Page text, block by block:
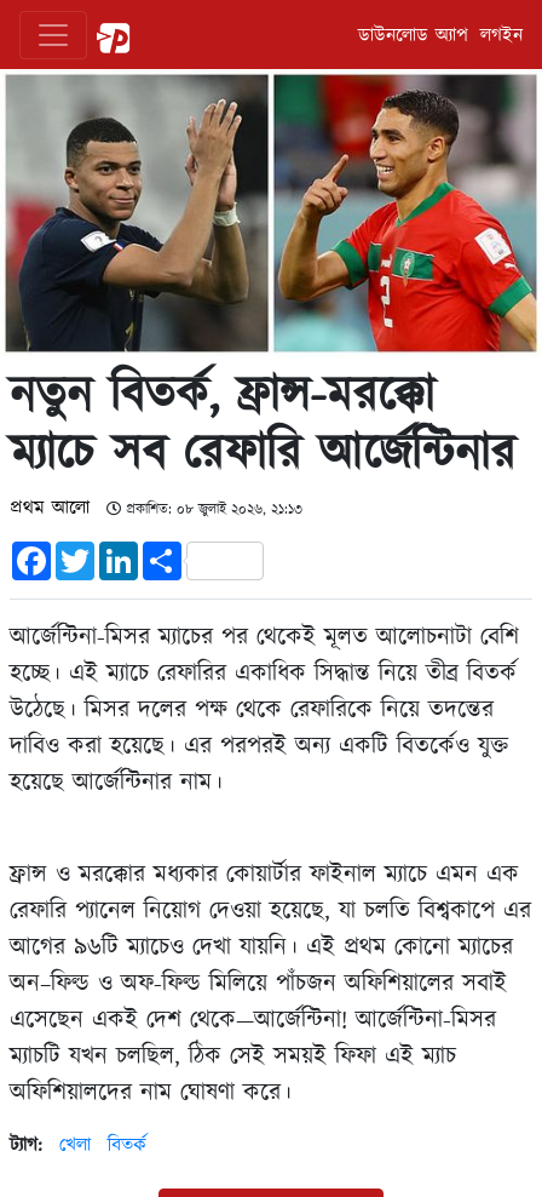
ডাউনলোড অ্যাপ লগইন
নতুন বিতর্ক, ফ্রান্স-মরক্কো
ম্যাচে সব রেফারি আর্জেন্টিনার
প্রথম আলো প্রকাশিত: ০৮ জুলাই ২০২৬, ২১:১৩
FacebookTwitterLinkedInShare
আর্জেন্টিনা-মিসর ম্যাচের পর থেকেই মূলত আলোচনাটা বেশি
হচ্ছে। এই ম্যাচে রেফারির একাধিক সিদ্ধান্ত নিয়ে তীব্র বিতর্ক
উঠেছে। মিসর দলের পক্ষ থেকে রেফারিকে নিয়ে তদন্তের
দাবিও করা হয়েছে। এর পরপরই অন্য একটি বিতর্কেও যুক্ত
হয়েছে আর্জেন্টিনার নাম।
ফ্রান্স ও মরক্কোর মধ্যকার কোয়ার্টার ফাইনাল ম্যাচে এমন এক
রেফারি প্যানেল নিয়োগ দেওয়া হয়েছে, যা চলতি বিশ্বকাপে এর
আগের ৯৬টি ম্যাচেও দেখা যায়নি। এই প্রথম কোনো ম্যাচের
অন–ফিল্ড ও অফ-ফিল্ড মিলিয়ে পাঁচজন অফিশিয়ালের সবাই
এসেছেন একই দেশ থেকে—আর্জেন্টিনা! আর্জেন্টিনা-মিসর
ম্যাচটি যখন চলছিল, ঠিক সেই সময়ই ফিফা এই ম্যাচ
অফিশিয়ালদের নাম ঘোষণা করে।
ট্যাগ: খেলা বিতর্ক